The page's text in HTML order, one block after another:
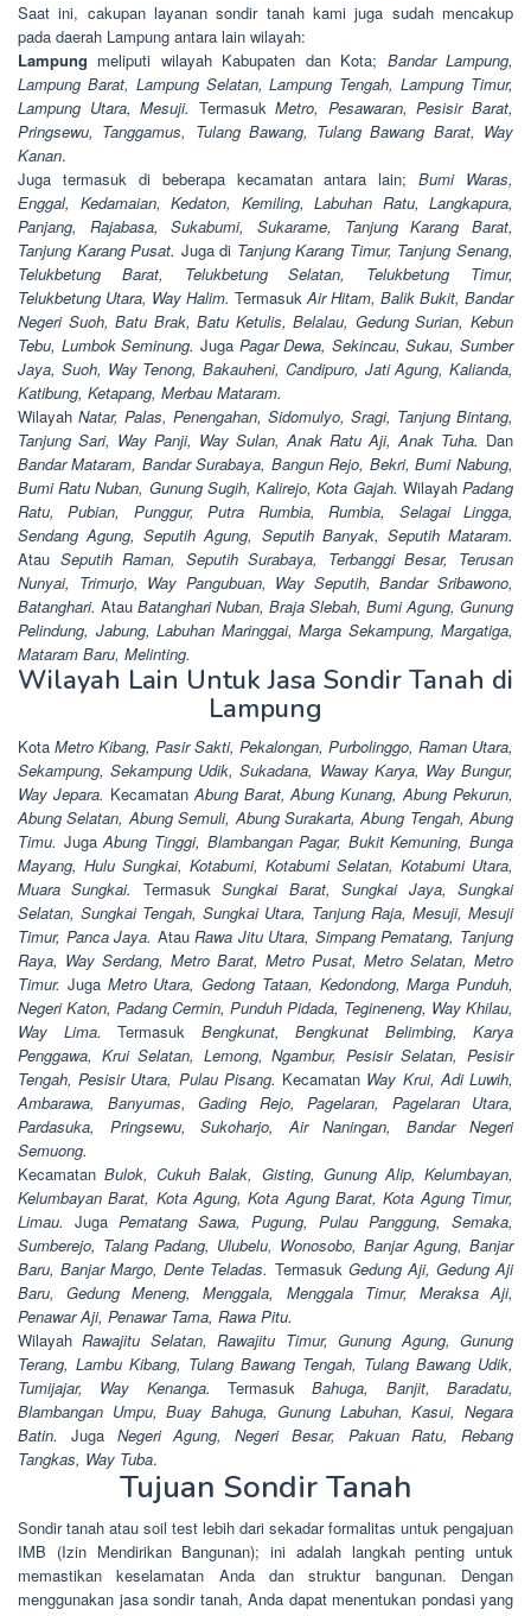
Saat ini, cakupan layanan sondir tanah kami juga sudah mencakup
pada daerah Lampung antara lain wilayah:
Lampung meliputi wilayah Kabupaten dan Kota; Bandar Lampung,
Lampung Barat, Lampung Selatan, Lampung Tengah, Lampung Timur,
Lampung Utara, Mesuji. TermasukMetro, Pesawaran, Pesisir Barat,
Pringsewu, Tanggamus, Tulang Bawang, Tulang Bawang Barat, Way
Kanan.
Juga termasuk di beberapa kecamatan antara lain;Bumi Waras,
Enggal, Kedamaian, Kedaton, Kemiling, Labuhan Ratu, Langkapura,
Panjang, Rajabasa, Sukabumi, Sukarame, Tanjung Karang Barat,
Tanjung Karang Pusat. Juga di Tanjung Karang Timur, Tanjung Senang,
Telukbetung Barat, Telukbetung Selatan, Telukbetung Timur,
Telukbetung Utara, Way Halim. TermasukAir Hitam, Balik Bukit, Bandar
Negeri Suoh, Batu Brak, Batu Ketulis, Belalau, Gedung Surian, Kebun
Tebu, Lumbok Seminung. JugaPagar Dewa, Sekincau, Sukau, Sumber
Jaya, Suoh, Way Tenong, Bakauheni, Candipuro, Jati Agung, Kalianda,
Katibung, Ketapang, Merbau Mataram.
Wilayah Natar, Palas, Penengahan, Sidomulyo, Sragi, Tanjung Bintang,
Tanjung Sari, Way Panji, Way Sulan, Anak Ratu Aji, Anak Tuha. Dan
Bandar Mataram, Bandar Surabaya, Bangun Rejo, Bekri, Bumi Nabung,
Bumi Ratu Nuban, Gunung Sugih, Kalirejo, Kota Gajah. WilayahPadang
Ratu, Pubian, Punggur, Putra Rumbia, Rumbia, Selagai Lingga,
Sendang Agung, Seputih Agung, Seputih Banyak, Seputih Mataram.
Atau Seputih Raman, Seputih Surabaya, Terbanggi Besar, Terusan
Nunyai, Trimurjo, Way Pangubuan, Way Seputih, Bandar Sribawono,
Batanghari. Atau Batanghari Nuban, Braja Slebah, Bumi Agung, Gunung
Pelindung, Jabung, Labuhan Maringgai, Marga Sekampung, Margatiga,
Mataram Baru, Melinting.
Wilayah Lain Untuk Jasa Sondir Tanah di
Lampung
Kota Metro Kibang, Pasir Sakti, Pekalongan, Purbolinggo, Raman Utara,
Sekampung, Sekampung Udik, Sukadana, Waway Karya, Way Bungur,
Way Jepara. KecamatanAbung Barat, Abung Kunang, Abung Pekurun,
Abung Selatan, Abung Semuli, Abung Surakarta, Abung Tengah, Abung
Timu. JugaAbung Tinggi, Blambangan Pagar, Bukit Kemuning, Bunga
Mayang, Hulu Sungkai, Kotabumi, Kotabumi Selatan, Kotabumi Utara,
Muara Sungkai. TermasukSungkai Barat, Sungkai Jaya, Sungkai
Selatan, Sungkai Tengah, Sungkai Utara, Tanjung Raja, Mesuji, Mesuji
Timur, Panca Jaya. AtauRawa Jitu Utara, Simpang Pematang, Tanjung
Raya, Way Serdang, Metro Barat, Metro Pusat, Metro Selatan, Metro
Timur. JugaMetro Utara, Gedong Tataan, Kedondong, Marga Punduh,
Negeri Katon, Padang Cermin, Punduh Pidada, Tegineneng, Way Khilau,
Way Lima. Termasuk Bengkunat, Bengkunat Belimbing, Karya
Penggawa, Krui Selatan, Lemong, Ngambur, Pesisir Selatan, Pesisir
Tengah, Pesisir Utara, Pulau Pisang. Kecamatan Way Krui, Adi Luwih,
Ambarawa, Banyumas, Gading Rejo, Pagelaran, Pagelaran Utara,
Pardasuka, Pringsewu, Sukoharjo, Air Naningan, Bandar Negeri
Semuong.
KecamatanBulok, Cukuh Balak, Gisting, Gunung Alip, Kelumbayan,
Kelumbayan Barat, Kota Agung, Kota Agung Barat, Kota Agung Timur,
Limau. Juga Pematang Sawa, Pugung, Pulau Panggung, Semaka,
Sumberejo, Talang Padang, Ulubelu, Wonosobo, Banjar Agung, Banjar
Baru, Banjar Margo, Dente Teladas. TermasukGedung Aji, Gedung Aji
Baru, Gedung Meneng, Menggala, Menggala Timur, Meraksa Aji,
Penawar Aji, Penawar Tama, Rawa Pitu.
WilayahRawajitu Selatan, Rawajitu Timur, Gunung Agung, Gunung
Terang, Lambu Kibang, Tulang Bawang Tengah, Tulang Bawang Udik,
Tumijajar, Way Kenanga. Termasuk Bahuga, Banjit, Baradatu,
Blambangan Umpu, Buay Bahuga, Gunung Labuhan, Kasui, Negara
Batin. Juga Negeri Agung, Negeri Besar, Pakuan Ratu, Rebang
Tangkas, Way Tuba.
Tujuan Sondir Tanah
Sondir tanah atau soil test lebih dari sekadar formalitas untuk pengajuan
IMB (Izin Mendirikan Bangunan); ini adalah langkah penting untuk
memastikan keselamatan Anda dan struktur bangunan. Dengan
menggunakan jasa sondir tanah, Anda dapat menentukan pondasi yang